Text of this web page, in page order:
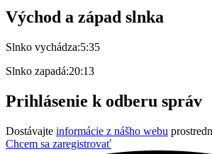
Východ a západ slnka
Slnko vychádza:5:35
Slnko zapadá:20:13
Prihlásenie k odberu správ
Dostávajte informácie z nášho webu
Chcem sa zaregistrovať